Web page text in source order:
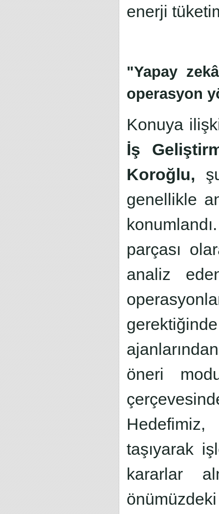
enerji
"Yapay
operasyon
Konuya
İş
Koroğlu,
genellikle
parçası
analiz
öneri
taşıyarak
kararlar